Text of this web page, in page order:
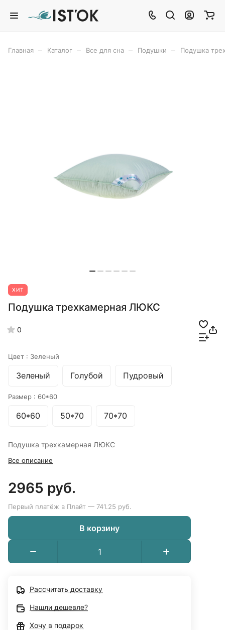
Главная Каталог Все для сна Подушки Подушка
ХИТ
Подушка трехкамерная ЛЮКС
0
Цвет : Зеленый
Зеленый Голубой Пудровый
Размер : 60*60
60*60 50*70 70*70
Подушка трехкамерная ЛЮКС
Все описание
2965 руб.
Первый платёж в Плайт — 741.25 руб.
В корзину
Рассчитать доставку
Нашли дешевле?
Хочу в подарок